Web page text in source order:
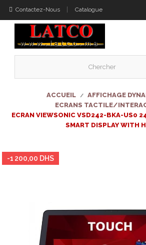
Contactez-Nous Catalogue
ACCUEIL
AFFICHAGE
ECRANS TACTILE/
ECRAN VIEWSONIC VSD242-BKA-US0
SMART DISPLAY WITH
-1 200,00 DHS